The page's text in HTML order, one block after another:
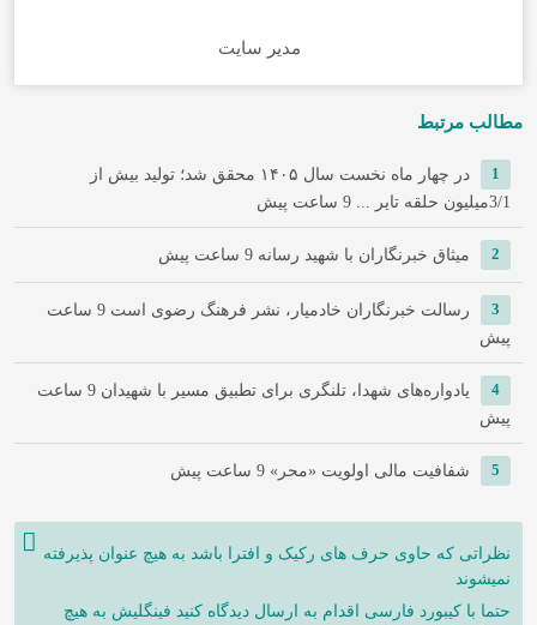
مدیر سایت
مطالب مرتبط
1
در چهار ماه نخست سال ۱۴۰۵ محقق شد؛ تولید بیش از
3/1میلیون حلقه تایر ...
9 ساعت پیش
2 میثاق خبرنگاران با شهید رسانه 9 ساعت پیش
3 رسالت خبرنگاران خادمیار، نشر فرهنگ رضوی است
9 ساعت
پیش
4 یادواره‌های شهدا، تلنگری برای تطبیق مسیر با شهیدان
9 ساعت
پیش
5 شفافیت مالی اولویت «محر» 9 ساعت پیش
نظراتی که حاوی حرف های رکیک و افترا باشد به هیچ عنوان پذیرفته
نمیشوند
حتما با کیبورد فارسی اقدام به ارسال دیدگاه کنید فینگلیش به هیچ